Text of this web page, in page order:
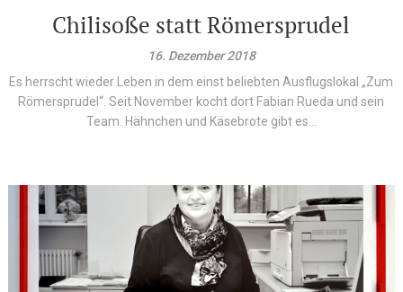
Chilisoße statt Römersprudel
16. Dezember 2018
Es herrscht wieder Leben in dem einst beliebten Ausflugslokal „Zum
Römersprudel“. Seit November kocht dort Fabian Rueda und sein
Team. Hähnchen und Käsebrote gibt es...